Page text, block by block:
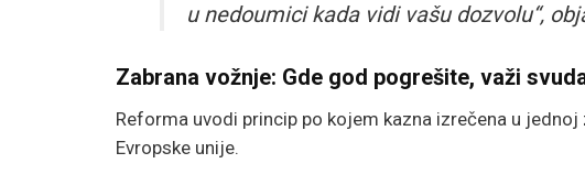
u nedoumici kada vidi vašu dozvolu“,
Zabrana vožnje: Gde god pogrešite, važi
Reforma uvodi princip po kojem kazna izrečena u
Evropske unije.